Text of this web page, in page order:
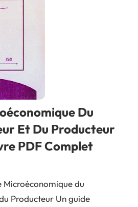
Du
Et Du Producteur
PDF Complet
Microéconomique du
Producteur Un guide